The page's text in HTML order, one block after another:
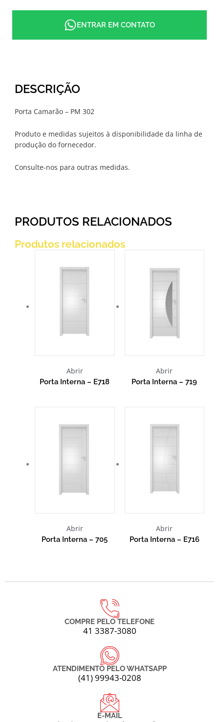
ENTRAR EM CONTATO
DESCRIÇÃO
Porta Camarão – PM 302
Produto e medidas sujeitos à disponibilidade da linha de
produção do fornecedor.
Consulte-nos para outras medidas.
PRODUTOS RELACIONADOS
Produtos relacionados
Abrir
Porta Interna – E718
Abrir
Porta Interna – 719
Abrir
Porta Interna – 705
Abrir
Porta Interna – E716
COMPRE PELO TELEFONE
41 3387-3080
ATENDIMENTO PELO WHATSAPP
(41) 99943-0208
E-MAIL